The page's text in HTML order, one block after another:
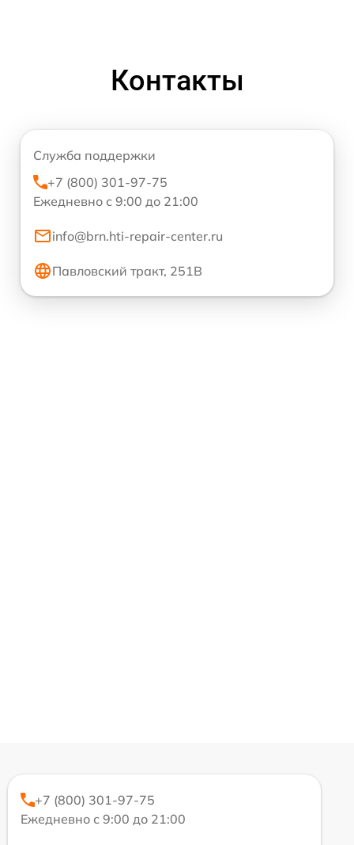
Контакты
Служба поддержки
+7 (800) 301-97-75
Ежедневно с 9:00 до 21:00
info@brn.hti-repair-center.ru
Павловский тракт, 251В
+7 (800) 301-97-75
Ежедневно с 9:00 до 21:00